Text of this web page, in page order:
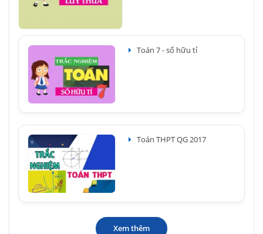
Toán 7 - số hữu tỉ
Toán THPT QG 2017
Xem thêm